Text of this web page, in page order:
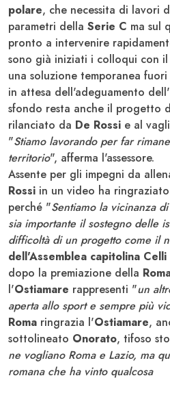
polare, che necessita di lavori
parametri della Serie C ma sul
pronto a intervenire
sono già iniziati i colloqui con
una soluzione temporanea fuori
in attesa dell'adeguamento
sfondo resta anche il progetto
rilanciato da De Rossi e al
"Stiamo lavorando per far
territorio", afferma l'assessore.
Assente per gli impegni da
Rossi in un video ha
perché "Sentiamo la vicinanza
sia importante il sostegno delle
difficoltà di un progetto come il
dell'Assemblea capitolina Celli
dopo la premiazione della
l'Ostiamare rappresenti "un
aperta allo sport e sempre più
Roma ringrazia l'Ostiamare,
sottolineato Onorato, tifoso
ne vogliano Roma e Lazio, ma
romana che ha vinto qualcosa